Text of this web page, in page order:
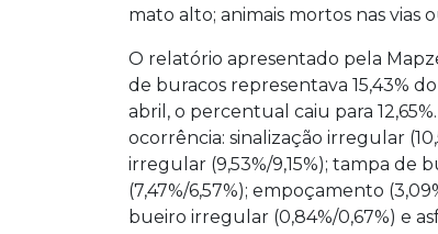
mato alto; animais mortos nas vias
O relatório apresentado pela
de buracos representava 15,43%
abril, o percentual caiu para
ocorrência: sinalização irregular
irregular (9,53%/9,15%); tampa de
(7,47%/6,57%); empoçamento
bueiro irregular (0,84%/0,67%) e